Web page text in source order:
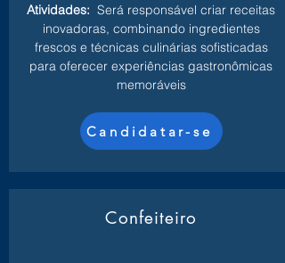
Atividades: Será responsável criar receitas
inovadoras, combinando ingredientes
frescos e técnicas culinárias sofisticadas
para oferecer experiências gastronômicas
memoráveis
Candidatar-se
Confeiteiro